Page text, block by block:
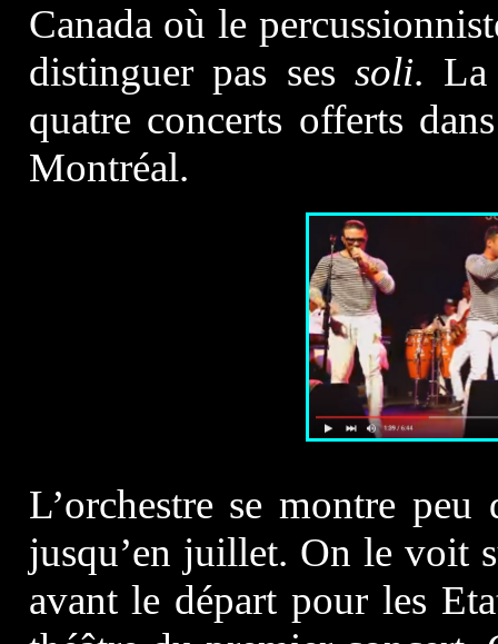
Canada où le
distinguer pas sessoli. La
quatre concerts offerts
Montréal.
L’orchestre se montre
jusqu’en juillet. On le voit
avant le départ pour les